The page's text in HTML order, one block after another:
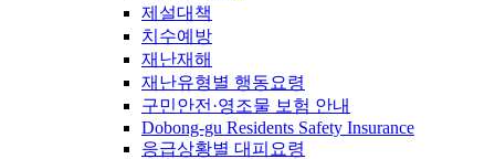
제설대책
치수예방
재난재해
재난유형별 행동요령
구민안전·영조물 보험 안내
Dobong-gu Residents Safety Insurance
응급상황별 대피요령